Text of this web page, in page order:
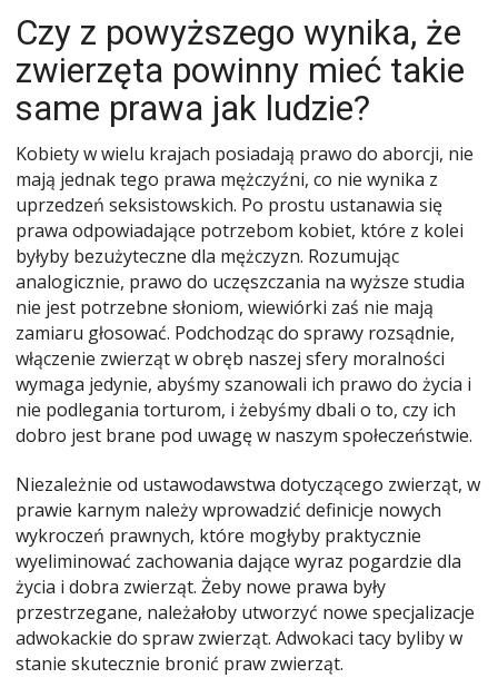
Czy z powyższego wynika, że
zwierzęta powinny mieć takie
same prawa jak ludzie?
Kobiety w wielu krajach posiadają prawo do aborcji, nie
mają jednak tego prawa mężczyźni, co nie wynika z
uprzedzeń seksistowskich. Po prostu ustanawia się
prawa odpowiadające potrzebom kobiet, które z kolei
byłyby bezużyteczne dla mężczyzn. Rozumując
analogicznie, prawo do uczęszczania na wyższe studia
nie jest potrzebne słoniom, wiewiórki zaś nie mają
zamiaru głosować. Podchodząc do sprawy rozsądnie,
włączenie zwierząt w obręb naszej sfery moralności
wymaga jedynie, abyśmy szanowali ich prawo do życia i
nie podlegania torturom, i żebyśmy dbali o to, czy ich
dobro jest brane pod uwagę w naszym społeczeństwie.
Niezależnie od ustawodawstwa dotyczącego zwierząt, w
prawie karnym należy wprowadzić definicje nowych
wykroczeń prawnych, które mogłyby praktycznie
wyeliminować zachowania dające wyraz pogardzie dla
życia i dobra zwierząt. Żeby nowe prawa były
przestrzegane, należałoby utworzyć nowe specjalizacje
adwokackie do spraw zwierząt. Adwokaci tacy byliby w
stanie skutecznie bronić praw zwierząt.